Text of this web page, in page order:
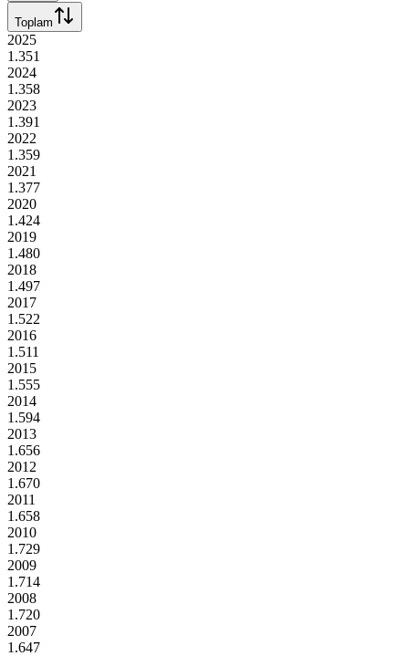
Toplam
2025
1.351
2024
1.358
2023
1.391
2022
1.359
2021
1.377
2020
1.424
2019
1.480
2018
1.497
2017
1.522
2016
1.511
2015
1.555
2014
1.594
2013
1.656
2012
1.670
2011
1.658
2010
1.729
2009
1.714
2008
1.720
2007
1.647